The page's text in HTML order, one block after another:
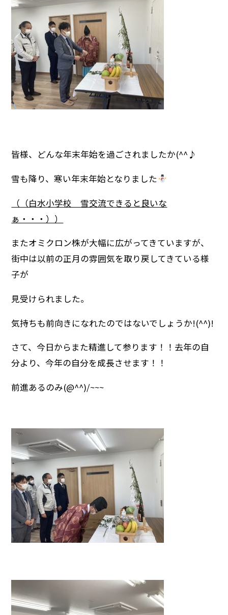
皆様、どんな年末年始を過ごされましたか(^^♪
雪も降り、寒い年末年始となりました
（（白水小学校 雪交流できると良いな
ぁ・・・））
またオミクロン株が大幅に広がってきていますが、
街中は以前の正月の雰囲気を取り戻してきている様
子が
見受けられました。
気持ちも前向きになれたのではないでしょうか!(^^)!
さて、今日からまた精進して参ります！！去年の自
分より、今年の自分を成長させます！！
前進あるのみ(@^^)/~~~